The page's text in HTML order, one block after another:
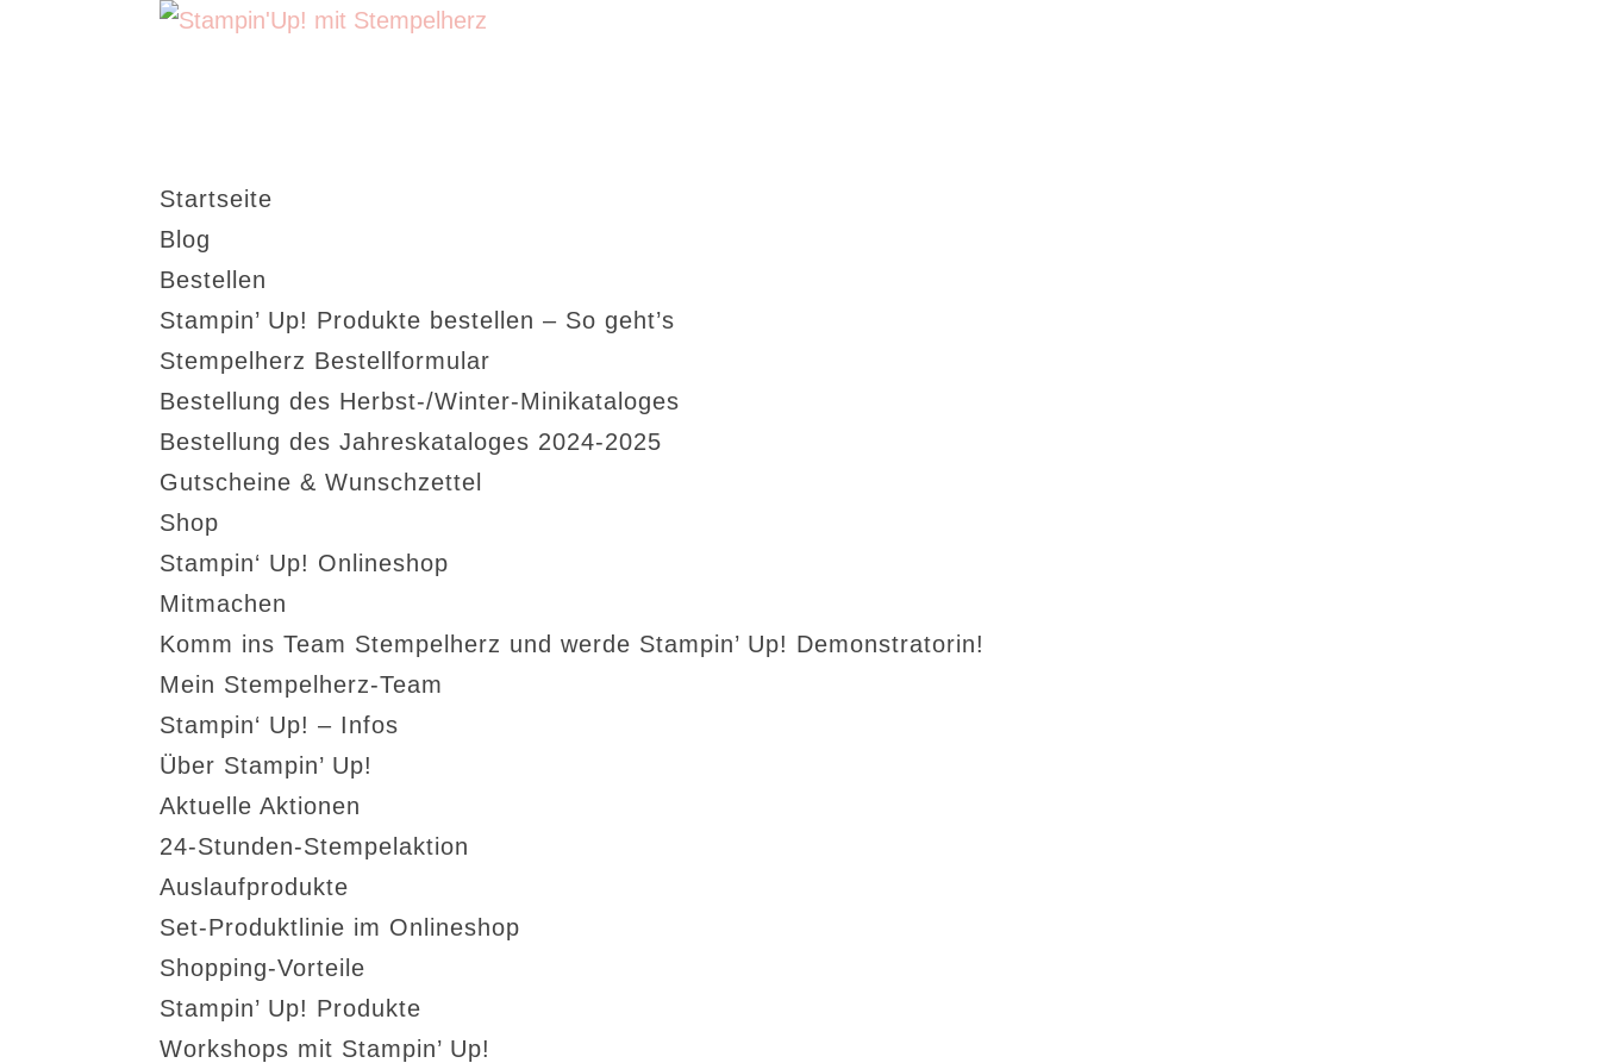
Startseite
Blog
Bestellen
Stampin’ Up! Produkte bestellen – So geht’s
Stempelherz Bestellformular
Bestellung des Herbst-/Winter-Minikataloges
Bestellung des Jahreskataloges 2024-2025
Gutscheine & Wunschzettel
Shop
Stampin‘ Up! Onlineshop
Mitmachen
Komm ins Team Stempelherz und werde Stampin’ Up! Demonstratorin!
Mein Stempelherz-Team
Stampin‘ Up! – Infos
Über Stampin’ Up!
Aktuelle Aktionen
24-Stunden-Stempelaktion
Auslaufprodukte
Set-Produktlinie im Onlineshop
Shopping-Vorteile
Stampin’ Up! Produkte
Workshops mit Stampin’ Up!